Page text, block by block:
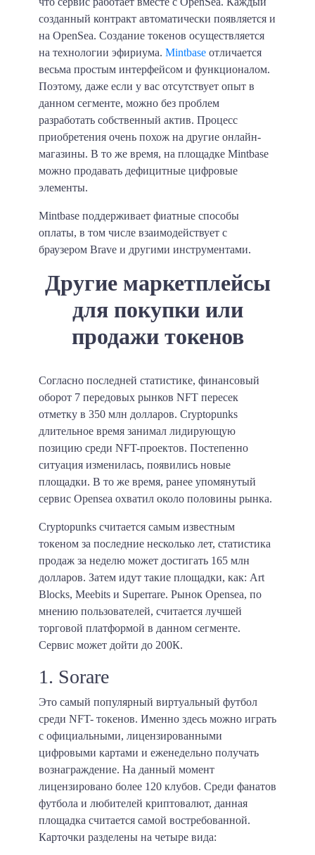
созданный контракт автоматически появляется и
на OpenSea. Создание токенов осуществляется
на технологии эфириума. Mintbase отличается
весьма простым интерфейсом и функционалом.
Поэтому, даже если у вас отсутствует опыт в
данном сегменте, можно без проблем
разработать собственный актив. Процесс
приобретения очень похож на другие онлайн-
магазины. В то же время, на площадке Mintbase
можно продавать дефицитные цифровые
элементы.
Mintbase поддерживает фиатные способы
оплаты, в том числе взаимодействует с
браузером Brave и другими инструментами.
Другие маркетплейсы
для покупки или
продажи токенов
Согласно последней статистике, финансовый
оборот 7 передовых рынков NFT пересек
отметку в 350 млн долларов. Cryptopunks
длительное время занимал лидирующую
позицию среди NFT-проектов. Постепенно
ситуация изменилась, появились новые
площадки. В то же время, ранее упомянутый
сервис Opensea охватил около половины рынка.
Cryptopunks считается самым известным
токеном за последние несколько лет, статистика
продаж за неделю может достигать 165 млн
долларов. Затем идут такие площадки, как: Art
Blocks, Meebits и Superrare. Рынок Opensea, по
мнению пользователей, считается лучшей
торговой платформой в данном сегменте.
Сервис может дойти до 200К.
1. Sorare
Это самый популярный виртуальный футбол
среди NFT- токенов. Именно здесь можно играть
с официальными, лицензированными
цифровыми картами и еженедельно получать
вознаграждение. На данный момент
лицензировано более 120 клубов. Среди фанатов
футбола и любителей криптовалют, данная
площадка считается самой востребованной.
Карточки разделены на четыре вида: